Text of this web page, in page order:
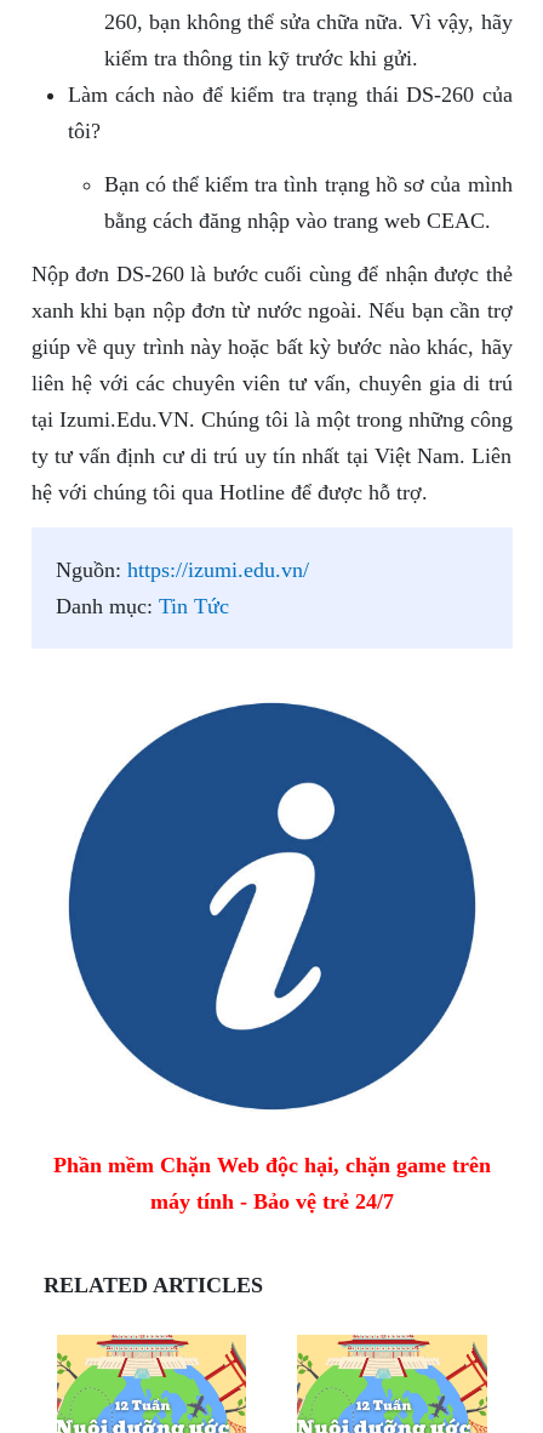
260, bạn không thể sửa chữa nữa. Vì vậy, hãy
kiểm tra thông tin kỹ trước khi gửi.
Làm cách nào để kiểm tra trạng thái DS-260 của
tôi?
Bạn có thể kiểm tra tình trạng hồ sơ của mình
bằng cách đăng nhập vào trang web CEAC.
Nộp đơn DS-260 là bước cuối cùng để nhận được thẻ
xanh khi bạn nộp đơn từ nước ngoài. Nếu bạn cần trợ
giúp về quy trình này hoặc bất kỳ bước nào khác, hãy
liên hệ với các chuyên viên tư vấn, chuyên gia di trú
tại Izumi.Edu.VN. Chúng tôi là một trong những công
ty tư vấn định cư di trú uy tín nhất tại Việt Nam. Liên
hệ với chúng tôi qua Hotline để được hỗ trợ.
Nguồn: https://izumi.edu.vn/
Danh mục: Tin Tức
Phần mềm Chặn Web độc hại, chặn game trên
máy tính - Bảo vệ trẻ 24/7
RELATED ARTICLES